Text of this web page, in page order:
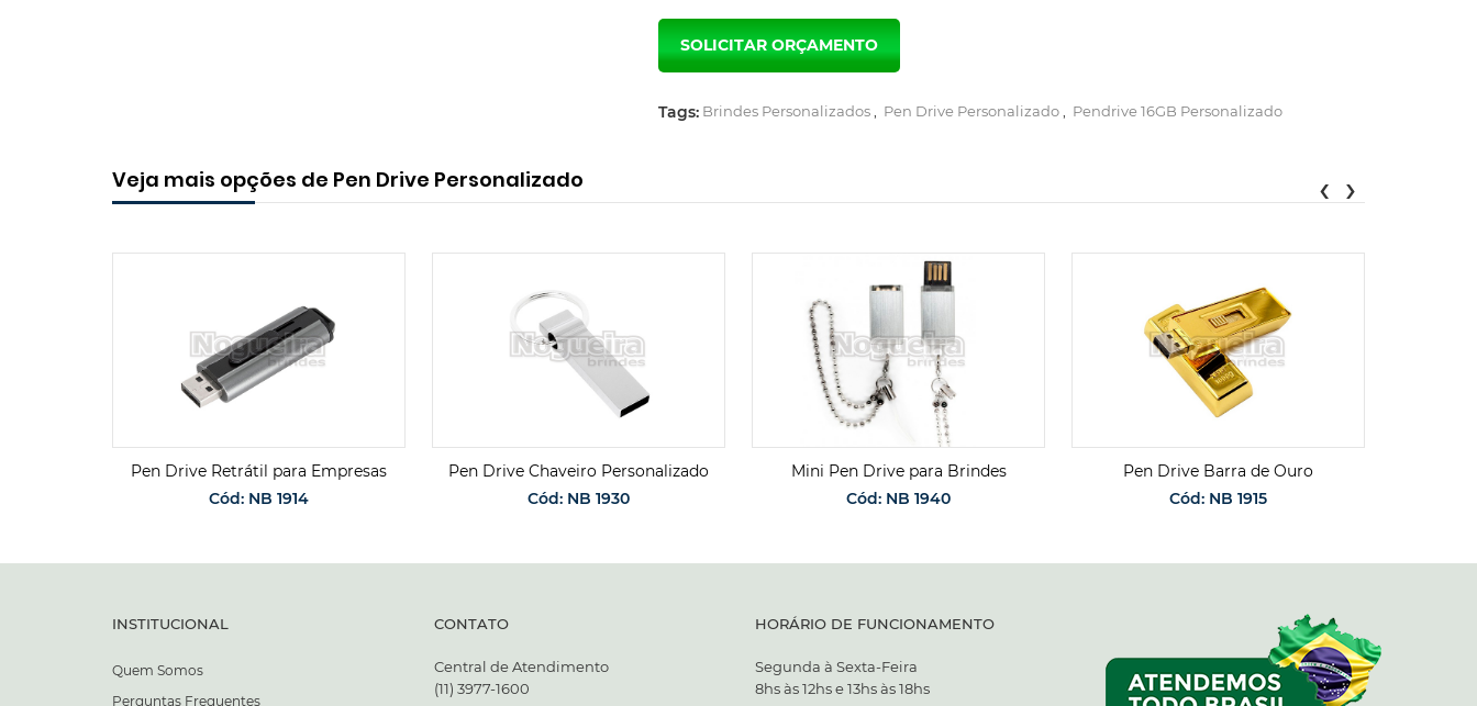
Tags: Brindes Personalizados Pen Drive Personalizado Pendrive 16GB Personalizado
Veja mais opções de Pen Drive Personalizado
Pen Drive Retrátil para Empresas
Cód: NB 1914
SOLICITAR ORÇAMENTO
Pen Drive Chaveiro Personalizado
Cód: NB 1930
SOLICITAR ORÇAMENTO
Mini Pen Drive para Brindes
Cód: NB 1940
SOLICITAR ORÇAMENTO
Pen Drive Barra de Ouro
Cód: NB 1915
SOLICITAR ORÇAMENTO
‹ ›
INSTITUCIONAL
Quem Somos
Perguntas Frequentes
CONTATO
Central de Atendimento
(11) 3977-1600
HORÁRIO DE FUNCIONAMENTO
Segunda à Sexta-Feira
8hs às 12hs e 13hs às 18hs